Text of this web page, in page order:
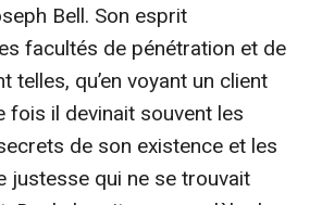
Bell. Son esprit
facultés de pénétration et de
telles, qu’en voyant un client
fois il devinait souvent les
de son existence et les
justesse qui ne se trouvait